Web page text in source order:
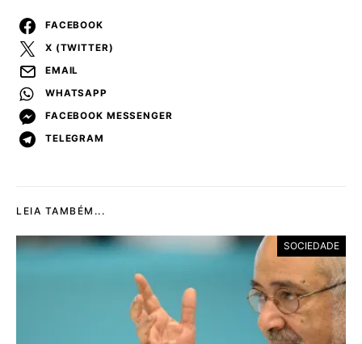
FACEBOOK
X (TWITTER)
EMAIL
WHATSAPP
FACEBOOK MESSENGER
TELEGRAM
LEIA TAMBÉM...
SOCIEDADE